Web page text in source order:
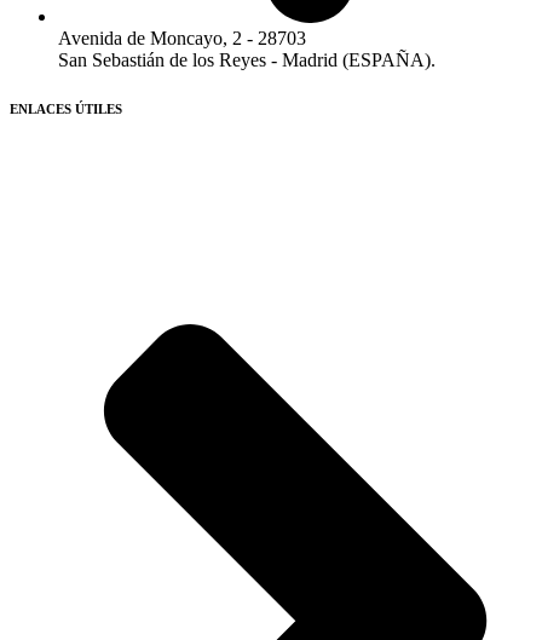
Avenida de Moncayo, 2 - 28703
San Sebastián de los Reyes - Madrid (ESPAÑA).​
ENLACES ÚTILES